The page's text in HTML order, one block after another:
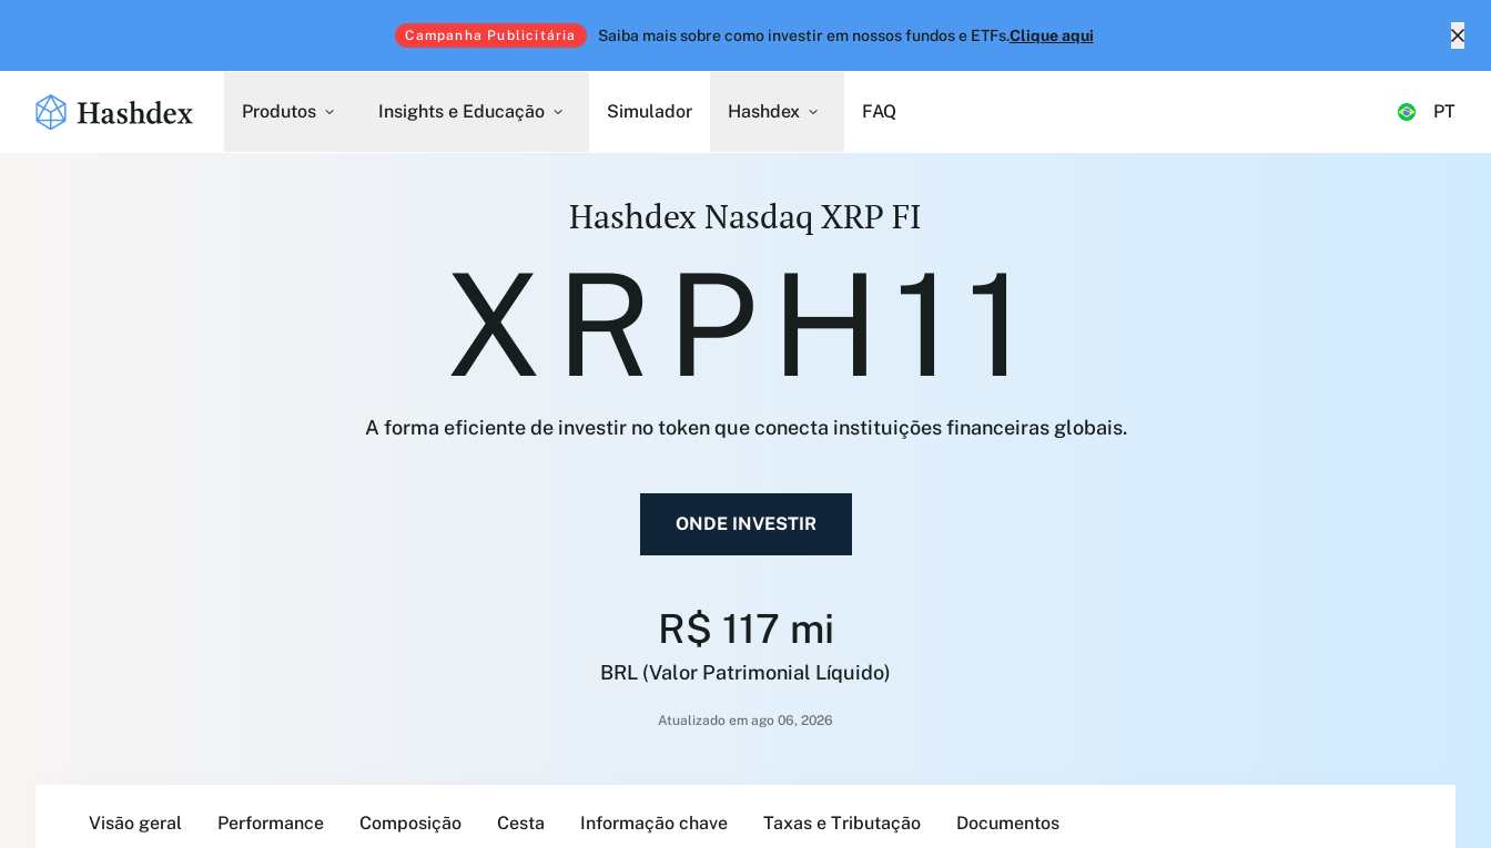
Campanha Publicitária Saiba mais sobre como investir em nossos fundos e ETFs.Clique aqui
Produtos Insights e Educação Simulador Hashdex FAQ PT
Hashdex Nasdaq XRP FI
XRPH11
A forma eficiente de investir no token que conecta instituições financeiras globais.
ONDE INVESTIR
R$ 117 mi
BRL (Valor Patrimonial Líquido)
Atualizado em ago 06, 2026
Visão geral Performance Composição Cesta Informação chave Taxas e Tributação Documentos